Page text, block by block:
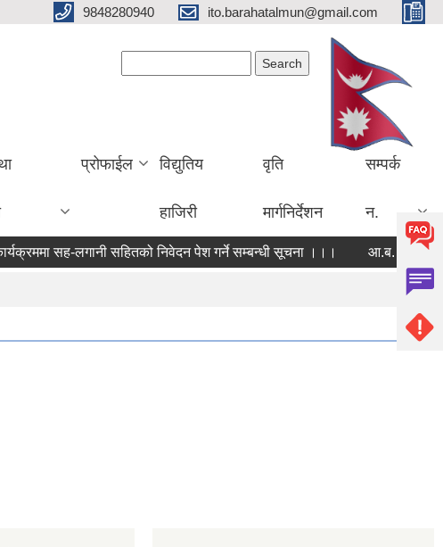
9848280940 ito.barahatalmun@gmail.com
प्रोफाईल विद्युतिय
हाजिरी
वृति
मार्गनिर्देशन
सम्पर्क
न.
सह-लगानी सहितको निवेदन पेश गर्ने सम्बन्धी सूचना ।।। आ.ब. २०८२।०८३